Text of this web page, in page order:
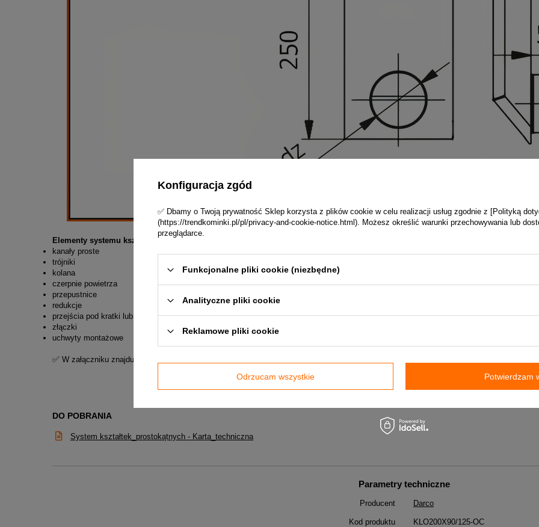
Elementy systemu kształtek okrągłych ocynkowanych to między innymi:
kanały proste
trójniki
kolana
czerpnie powietrza
przepustnice
redukcje
przejścia pod kratki lub anemostaty
złączki
uchwyty montażowe
✅ W załączniku znajduje się Karta techniczna systemu kształtek okrągłych ocynkowanych Darco.
DO POBRANIA
System kształtek_prostokątnych - Karta_techniczna
Parametry techniczne
Producent Darco
Kod produktu KLO200X90/125-OC
Konfiguracja zgód
✅ Dbamy o Twoją prywatność Sklep korzysta z plików cookie w celu realizacji usług zgodnie z [Polityką
(https://trendkominki.pl/pl/privacy-and-cookie-notice.html). Możesz określić warunki przechowywania lub
przeglądarce.
Funkcjonalne pliki cookie (niezbędne)
Analityczne pliki cookie
Reklamowe pliki cookie
Odrzucam wszystkie Potwierdzam